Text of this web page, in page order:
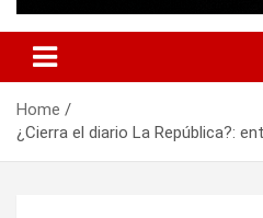
Home
¿Cierra el diario La República?: